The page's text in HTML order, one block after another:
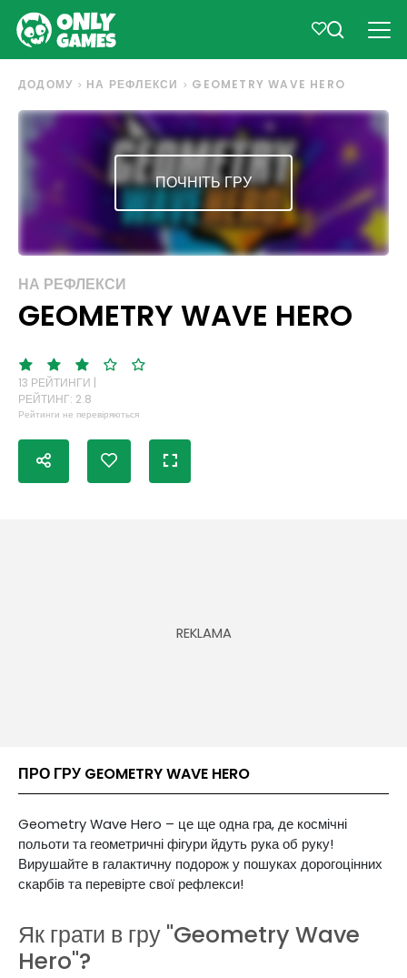
ДОДОМУ НА РЕФЛЕКСИ GEOMETRY WAVE HERO
ПОЧНІТЬ ГРУ
НА РЕФЛЕКСИ
GEOMETRY WAVE HERO
13 РЕЙТИНГИ |
РЕЙТИНГ: 2.8
Рейтинги не перевіряються
ПРО ГРУ GEOMETRY WAVE HERO
Geometry Wave Hero – це ще одна гра, де космічні
польоти та геометричні фігури йдуть рука об руку!
Вирушайте в галактичну подорож у пошуках дорогоцінних
скарбів та перевірте свої рефлекси!
Як грати в гру "Geometry Wave
Hero"?